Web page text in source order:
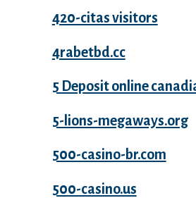
420-citas visitors
4rabetbd.cc
5 Deposit online
5-lions-megaways.org
500-casino-br.com
500-casino.us